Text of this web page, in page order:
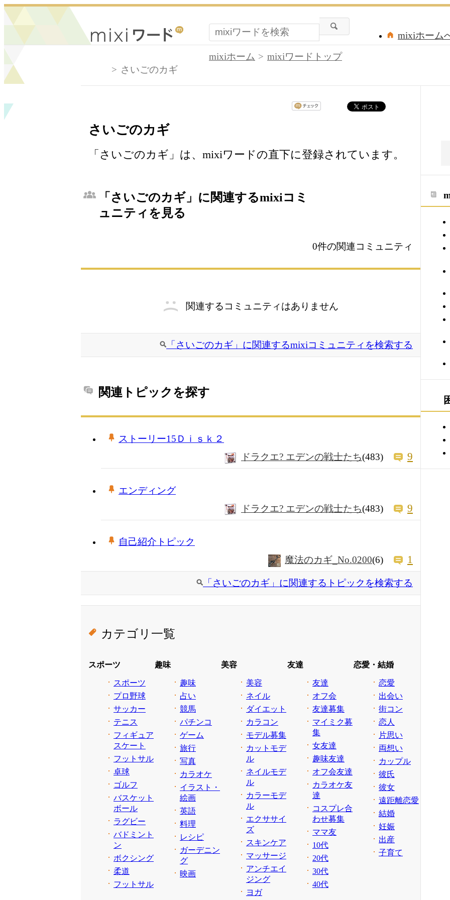
mixiホーム
mixiホーム
mixiワードトップ
さいごのカギ
さいごのカギ
「さいごのカギ」は、mixiワードの直下に登録されています。
「さいごのカギ」に関連するmixiコミ
ュニティを見る
0件の関連コミュニティ
関連するコミュニティはありません
「さいごのカギ」に関連するmixiコミュニティを検索する
関連トピックを探す
ストーリー15Ｄｉｓｋ２
ドラクエ? エデンの戦士たち(483) 9
エンディング
ドラクエ? エデンの戦士たち(483) 9
自己紹介トピック
魔法のカギ_No.0200(6) 1
「さいごのカギ」に関連するトピックを検索する
カテゴリ一覧
スポーツ
スポーツ
プロ野球
サッカー
テニス
フィギュア
スケート
フットサル
卓球
ゴルフ
バスケット
ボール
ラグビー
バドミント
ン
ボクシング
柔道
フットサル
趣味
趣味
占い
競馬
パチンコ
ゲーム
旅行
写真
カラオケ
イラスト・
絵画
英語
料理
レシピ
ガーデニン
グ
映画
美容
美容
ネイル
ダイエット
カラコン
モデル募集
カットモデ
ル
ネイルモデ
ル
カラーモデ
ル
エクササイ
ズ
スキンケア
マッサージ
アンチエイ
ジング
ヨガ
友達
友達
オフ会
友達募集
マイミク募
集
女友達
趣味友達
オフ会友達
カラオケ友
達
コスプレ合
わせ募集
ママ友
10代
20代
30代
40代
恋愛・結婚
恋愛
出会い
街コン
恋人
片思い
両想い
カップル
彼氏
彼女
遠距離恋愛
結婚
妊娠
出産
子育て